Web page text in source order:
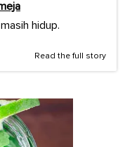
hidup.
Read the full story